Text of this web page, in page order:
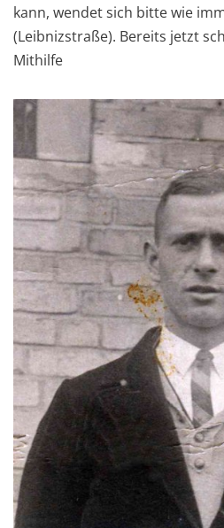
kann, wendet sich bitte wie
(Leibnizstraße). Bereits jetzt
Mithilfe